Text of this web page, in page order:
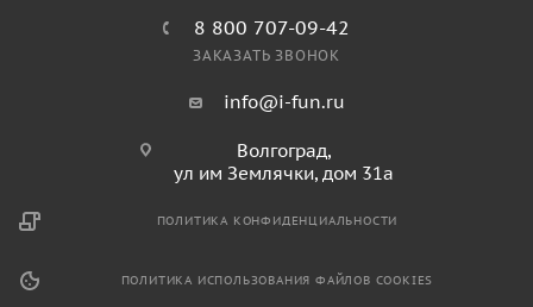
8 800 707-09-42
ЗАКАЗАТЬ ЗВОНОК
info@i-fun.ru
Волгоград,
ул им Землячки, дом 31а
ПОЛИТИКА КОНФИДЕНЦИАЛЬНОСТИ
ПОЛИТИКА ИСПОЛЬЗОВАНИЯ ФАЙЛОВ COOKIES